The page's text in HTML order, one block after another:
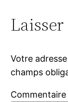
Votre
champs
Commentaire